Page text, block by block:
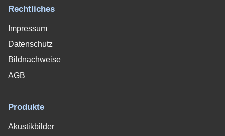
Rechtliches
Impressum
Datenschutz
Bildnachweise
AGB
Produkte
Akustikbilder